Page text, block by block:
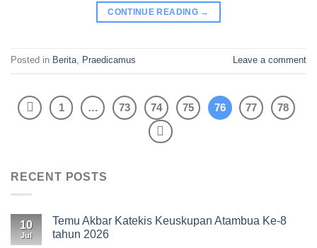
CONTINUE READING →
Posted in Berita, Praedicamus Leave a comment
1 … 73 74 75 76 77 78
RECENT POSTS
10
Jul
Temu Akbar Katekis Keuskupan Atambua Ke-8
tahun 2026